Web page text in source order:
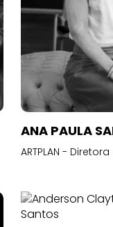
ANA PAULA
ARTPLAN -